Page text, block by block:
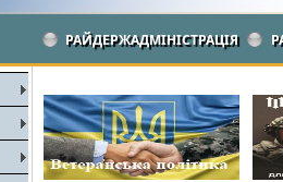
РАЙДЕРЖАДМІНІСТРАЦІЯ